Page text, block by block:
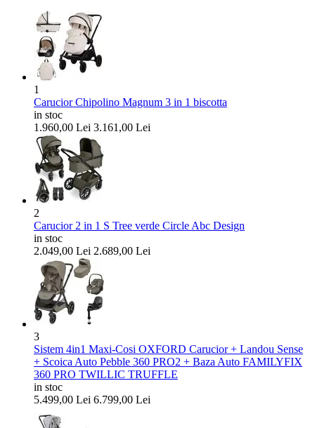
1
Carucior Chipolino Magnum 3 in 1 biscotta
in stoc
1.960,00 Lei 3.161,00 Lei
2
Carucior 2 in 1 S Tree verde Circle Abc Design
in stoc
2.049,00 Lei 2.689,00 Lei
3
Sistem 4in1 Maxi-Cosi OXFORD Carucior + Landou Sense
+ Scoica Auto Pebble 360 PRO2 + Baza Auto FAMILYFIX
360 PRO TWILLIC TRUFFLE
in stoc
5.499,00 Lei 6.799,00 Lei